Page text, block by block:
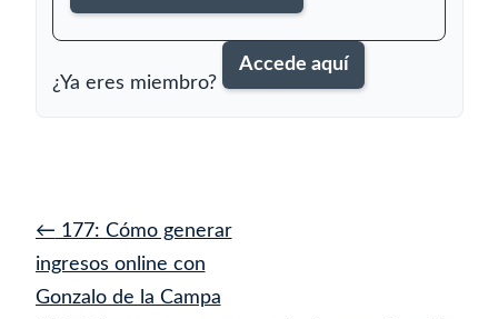
¿Ya eres miembro?
Accede aquí
Navegación
de
entrada
← 177: Cómo generar
ingresos online con
Gonzalo de la Campa